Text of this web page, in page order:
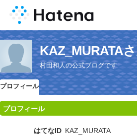
KAZ_MURATA
村田和人の公式ブログです
プロフィール
プロフィール
はてなID KAZ_MURATA